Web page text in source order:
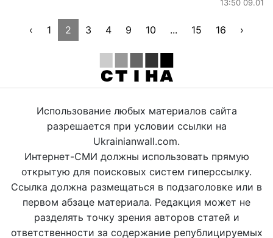
13:50 09.01
‹ 1 2 3 4 9 10 ... 15 16 ›
Использование любых материалов сайта
разрешается при условии ссылки на
Ukrainianwall.com.
Интернет-СМИ должны использовать прямую
открытую для поисковых систем гиперссылку.
Ссылка должна размещаться в подзаголовке или в
первом абзаце материала. Редакция может не
разделять точку зрения авторов статей и
ответственности за содержание републицируемых